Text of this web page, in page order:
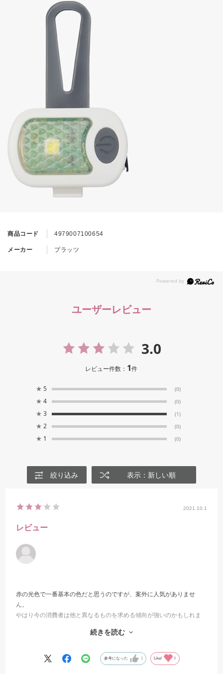
商品コード 4979007100654
メーカー プラッツ
ユーザーレビュー
3.0
レビュー件数： 1件
★ 5 (0)
★ 4 (0)
★ 3 (1)
★ 2 (0)
★ 1 (0)
絞り込み 表示：新しい順
2021.10.1
レビュー
赤の光色で一番基本の色だと思うのですが、案外に人気がありませ
ん。
やはり今の消費者は他と異なるものを求める傾向が強いのかもしれま
特にこのようなライトものは、１００均には似たようなものが無いこ
必須条件のようです。
続きを読む
参考になった 1 Like! 0